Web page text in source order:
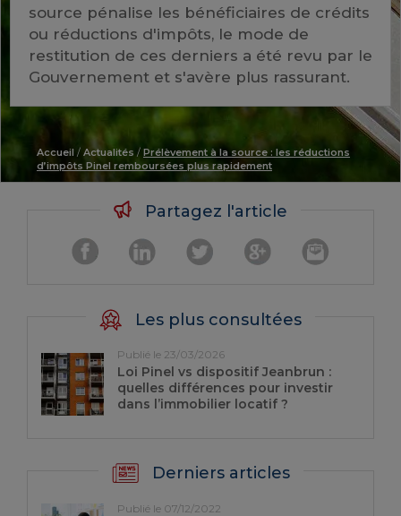
source pénalise les bénéficiaires de crédits
ou réductions d'impôts, le mode de
restitution de ces derniers a été revu par le
Gouvernement et s'avère plus rassurant.
Accueil / Actualités / Prélèvement à la source : les réductions
d’impôts Pinel remboursées plus rapidement
Partagez l'article
Les plus consultées
Publié le 23/03/2026
Loi Pinel vs dispositif Jeanbrun :
quelles différences pour investir
dans l’immobilier locatif ?
Derniers articles
Publié le 07/12/2022